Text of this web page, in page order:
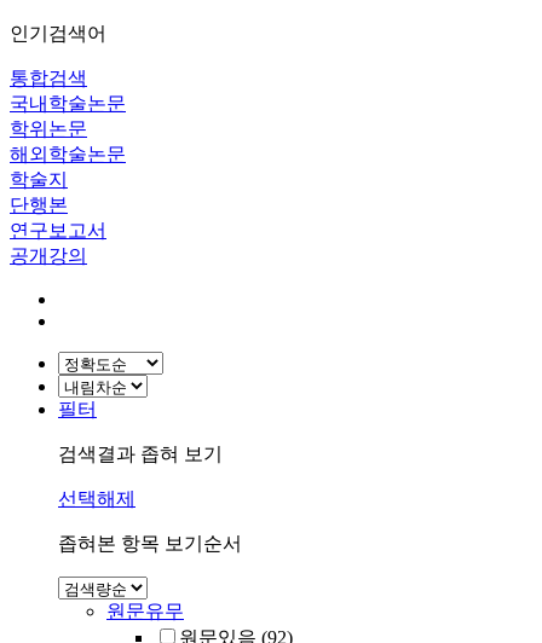
인기검색어
통합검색
국내학술논문
학위논문
해외학술논문
학술지
단행본
연구보고서
공개강의
필터
검색결과 좁혀 보기
선택해제
좁혀본 항목 보기순서
원문유무
원문있음 (92)